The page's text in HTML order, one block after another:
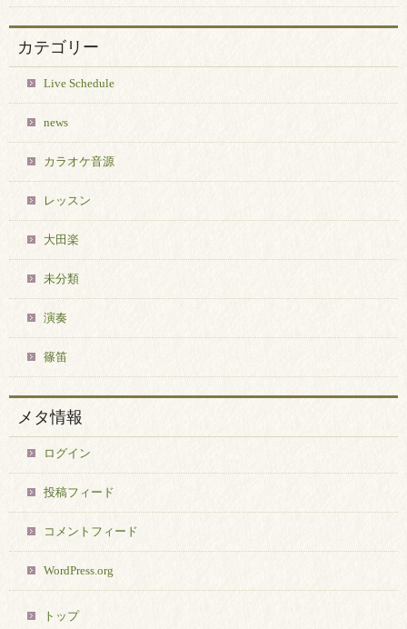
カテゴリー
Live Schedule
news
カラオケ音源
レッスン
大田楽
未分類
演奏
篠笛
メタ情報
ログイン
投稿フィード
コメントフィード
WordPress.org
トップ